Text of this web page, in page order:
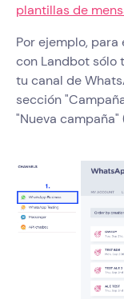
plantillas de
Por ejemplo,
con Landbot sólo
tu canal de
sección
"Nueva